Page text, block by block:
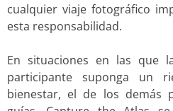
cualquier viaje fotográfico
esta responsabilidad.
En situaciones en las que
participante suponga un
bienestar, el de los demás